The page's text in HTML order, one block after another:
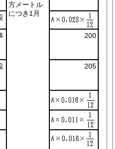
方メートル
につき1月
200
205